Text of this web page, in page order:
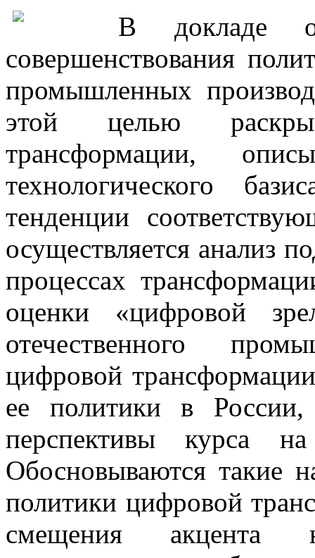
В докладе
совершенствования
промышленных
этой целью
трансформации,
технологического
тенденции
осуществляется анализ
процессах
оценки «цифровой
отечественного
цифровой
ее политики в России,
перспективы курса
Обосновываются такие
политики цифровой
смещения акцента